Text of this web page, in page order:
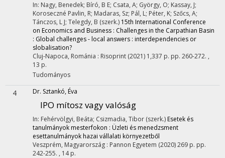
In: Nagy, Benedek; Bíró, B E; Csata, A; György, O; Kassay, J;
Koroseczné Pavlin, R; Madaras, Sz; Pál, L; Péter, K; Szőcs, A;
Tánczos, L J; Telegdy, B (szerk.) 15th International Conference
on Economics and Business : Challenges in the Carpathian Basin
: Global challenges - local answers : interdependencies or
slobalisation?
Cluj-Napoca, Románia : Risoprint (2021) 1,337 p. pp. 260-272. ,
13 p.
Tudományos
4 Dr. Sztankó, Éva
IPO mítosz vagy valóság
In: Fehérvölgyi, Beáta; Csizmadia, Tibor (szerk.) Esetek és
tanulmányok mesterfokon : Üzleti és menedzsment
esettanulmányok hazai vállalati környezetből
Veszprém, Magyarország : Pannon Egyetem (2020)269 p. pp.
242-255. , 14 p.